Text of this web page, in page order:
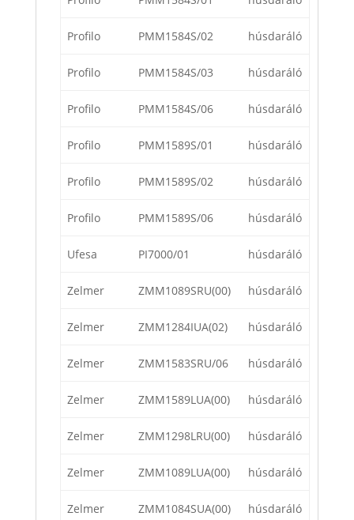
Profilo PMM1584S/02 húsdaráló
Profilo PMM1584S/03 húsdaráló
Profilo PMM1584S/06 húsdaráló
Profilo PMM1589S/01 húsdaráló
Profilo PMM1589S/02 húsdaráló
Profilo PMM1589S/06 húsdaráló
Ufesa PI7000/01 húsdaráló
Zelmer ZMM1089SRU(00) húsdaráló
Zelmer ZMM1284IUA(02) húsdaráló
Zelmer ZMM1583SRU/06 húsdaráló
Zelmer ZMM1589LUA(00) húsdaráló
Zelmer ZMM1298LRU(00) húsdaráló
Zelmer ZMM1089LUA(00) húsdaráló
Zelmer ZMM1084SUA(00) húsdaráló